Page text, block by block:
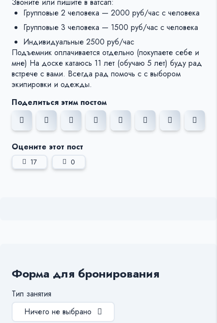
Групповые 2 человека — 2000 руб/час с человека
Групповые 3 человека — 1500 руб/час с человека
Индивидуальные 2500 руб/час
Подъемник оплачивается отдельно (покупаете себе и
мне) На доске катаюсь 11 лет (обучаю 5 лет) буду рад
встрече с вами. Всегда рад помочь с с выбором
экипировки и одежды.
Поделиться этим постом
Оцените этот пост
17 0
Форма для бронирования
Тип занятия
Ничего не выбрано